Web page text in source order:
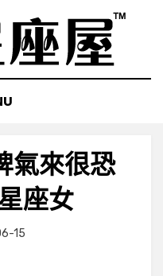
氣來很恐
座女
15